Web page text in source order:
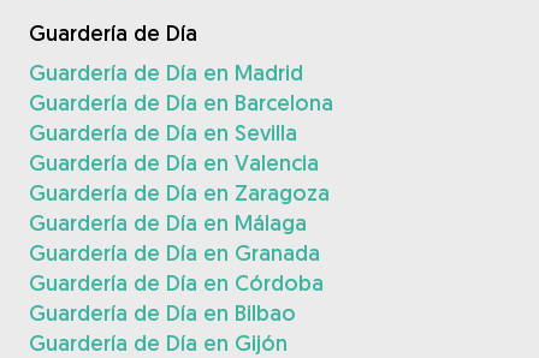
Guardería de Día
Guardería de Día en Madrid
Guardería de Día en Barcelona
Guardería de Día en Sevilla
Guardería de Día en Valencia
Guardería de Día en Zaragoza
Guardería de Día en Málaga
Guardería de Día en Granada
Guardería de Día en Córdoba
Guardería de Día en Bilbao
Guardería de Día en Gijón